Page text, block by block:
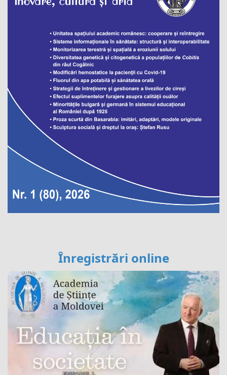
Înregistrări online